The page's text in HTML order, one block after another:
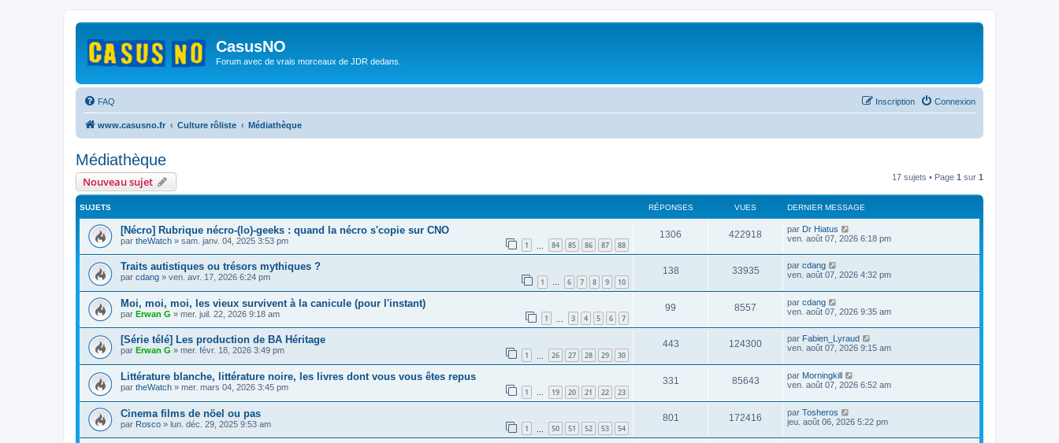
CasusNO
Forum avec de vrais morceaux de JDR dedans.
FAQ Connexion
Inscription
www.casusno.fr Culture rôliste Médiathèque
Médiathèque
Nouveau sujet 17 sujets • Page 1 sur 1
SUJETS RÉPONSES VUES DERNIER MESSAGE
[Nécro] Rubrique nécro-(lo)-geeks : quand la nécro s'copie sur CNO
par theWatch » sam. janv. 04, 2025 3:53 pm 1 84 85 86 87 88
1306 422918 par Dr Hiatus
ven. août 07, 2026 6:18 pm
Traits autistiques ou trésors mythiques ?
par cdang » ven. avr. 17, 2026 6:24 pm 1 … 6 7 8 9 10
138 33935 par cdang
ven. août 07, 2026 4:32 pm
Moi, moi, moi, les vieux survivent à la canicule (pour l'instant)
par Erwan G » mer. juil. 22, 2026 9:18 am 1 3 4 5 6 7
99 8557 par cdang
ven. août 07, 2026 9:35 am
[Série télé] Les production de BA Héritage
par Erwan G » mer. févr. 18, 2026 3:49 pm 1 26 27 28 29 30
443 124300 par Fabien_Lyraud
ven. août 07, 2026 9:15 am
Littérature blanche, littérature noire, les livres dont vous vous êtes repus
par theWatch » mer. mars 04, 2026 3:45 pm 1 … 19 20 21 22 23
331 85643 par Morningkill
ven. août 07, 2026 6:52 am
Cinema films de nöel ou pas
par Rosco » lun. déc. 29, 2025 9:53 am 1 50 51 52 53 54
801 172416 par Tosheros
jeu. août 06, 2026 5:22 pm